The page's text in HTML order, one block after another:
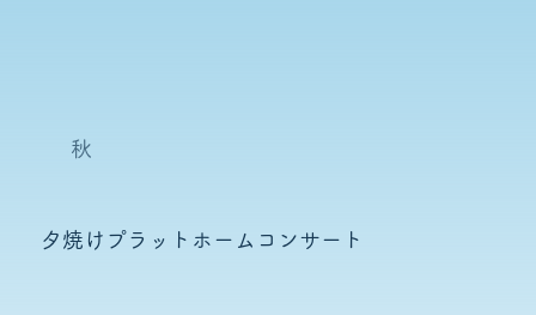
秋
夕焼けプラットホームコンサート